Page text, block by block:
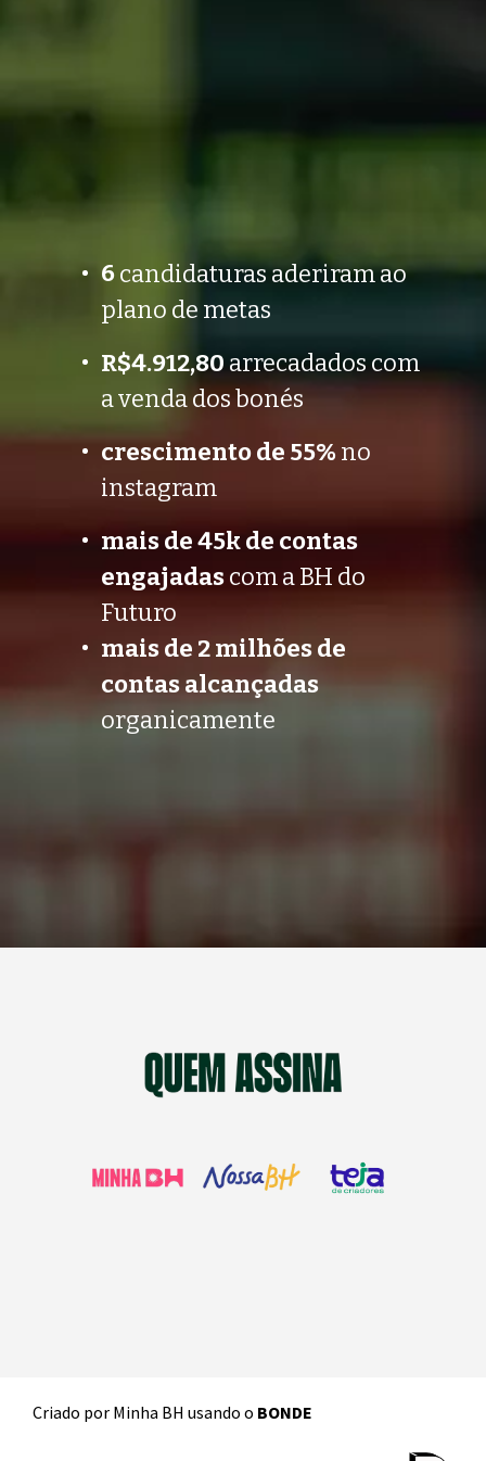
6 candidaturas aderiram ao
plano de metas
R$4.912,80 arrecadados com
a venda dos bonés
crescimento de 55% no
instagram
mais de 45k de contas
engajadas com a BH do
Futuro
m﻿ais de 2 milhões de
contas alcançadas
organicamente
Criado por Minha BH usando o BONDE